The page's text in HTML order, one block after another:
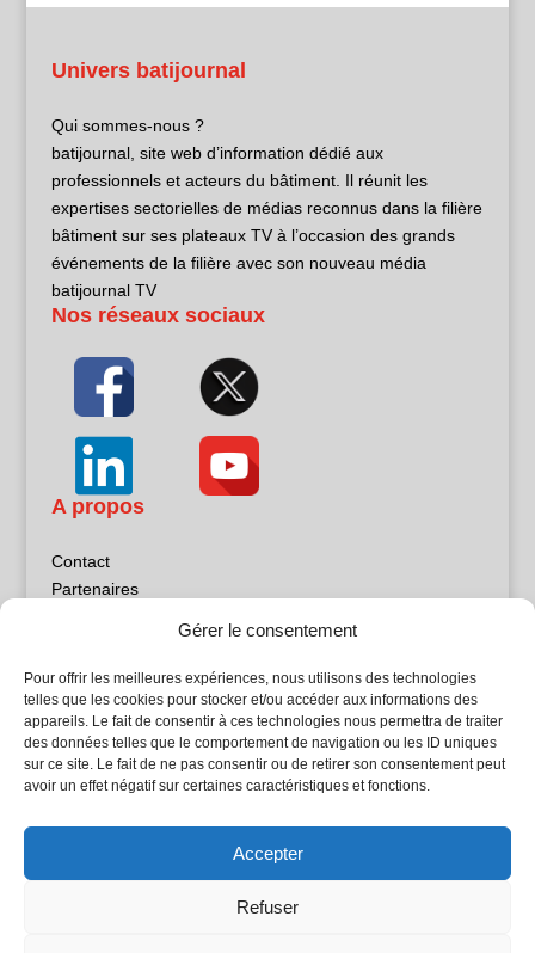
Gérer le consentement
Pour offrir les meilleures expériences, nous utilisons des technologies
telles que les cookies pour stocker et/ou accéder aux informations des
appareils. Le fait de consentir à ces technologies nous permettra de traiter
des données telles que le comportement de navigation ou les ID uniques
sur ce site. Le fait de ne pas consentir ou de retirer son consentement peut
avoir un effet négatif sur certaines caractéristiques et fonctions.
Accepter
Refuser
Univers batijournal
Qui sommes-nous ?
batijournal, site web d’information dédié aux
professionnels et acteurs du bâtiment. Il réunit les
expertises sectorielles de médias reconnus dans la filière
bâtiment sur ses plateaux TV à l’occasion des grands
événements de la filière avec son nouveau média
batijournal TV
Nos réseaux sociaux
A propos
Contact
Partenaires
Politique de confidentialité
Sites partenaires
5Façades
Atrium Patrimoine